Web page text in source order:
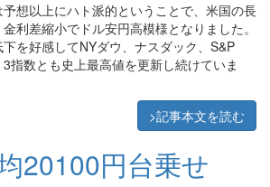
想以上にハト派的ということで、米国の長
利差縮小でドル安円高模様となりました。
を好感してNYダウ、ナスダック、S&P
指数とも史上最高値を更新し続けていま
>記事本文を読む
20100円台乗せ